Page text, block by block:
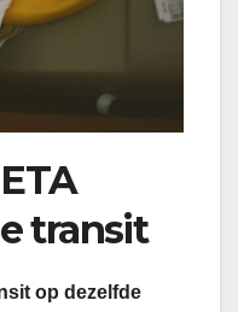
transit
op dezelfde